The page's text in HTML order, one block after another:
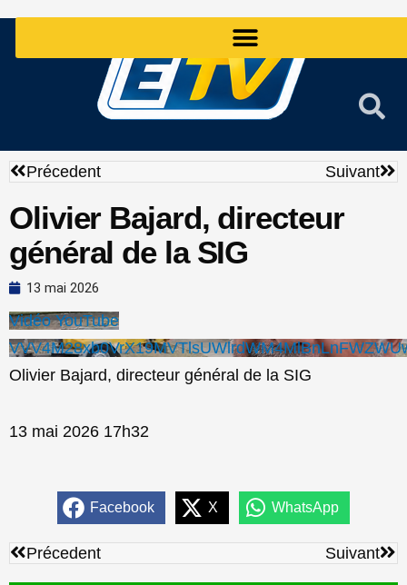
Précédent
Précedent Suivant
Olivier Bajard, directeur
général de la SIG
13 mai 2026
Vidéo YouTube
Olivier Bajard, directeur général de la SIG
13 mai 2026 17h32
Facebook X WhatsApp
Précédent
Précedent Suivant